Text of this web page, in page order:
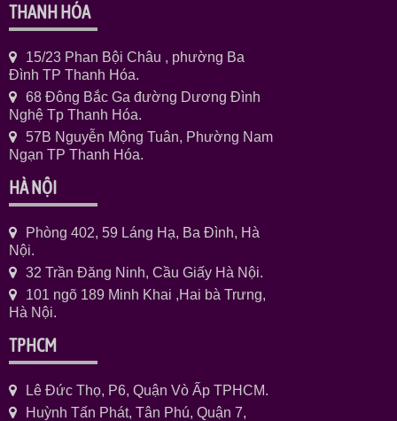
THANH HÓA
15/23 Phan Bội Châu , phường Ba
Đình TP Thanh Hóa.
68 Đông Bắc Ga đường Dương Đình
Nghệ Tp Thanh Hóa.
57B Nguyễn Mộng Tuân, Phường Nam
Ngạn TP Thanh Hóa.
HÀ NỘI
Phòng 402, 59 Láng Hạ, Ba Đình, Hà
Nội.
32 Trần Đăng Ninh, Cầu Giấy Hà Nội.
101 ngõ 189 Minh Khai ,Hai bà Trưng,
Hà Nội.
TPHCM
Lê Đức Thọ, P6, Quận Vò Ấp TPHCM.
Huỳnh Tấn Phát, Tân Phú, Quận 7,